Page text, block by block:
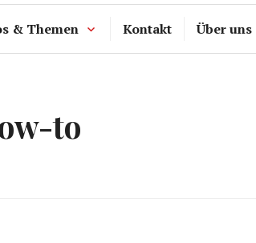
& Themen Kontakt Über uns
to